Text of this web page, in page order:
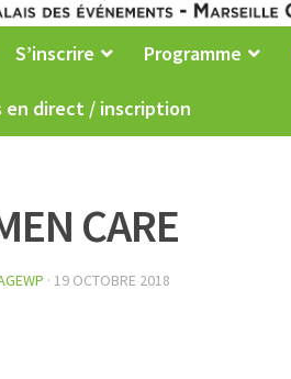
S’inscrire Programme
en direct / inscription
CARE
· 19 OCTOBRE 2018